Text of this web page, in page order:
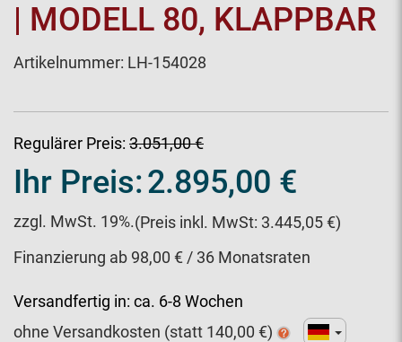
| MODELL 80, KLAPPBAR
Artikelnummer: LH-154028
Regulärer Preis: 3.051,00 €
Ihr Preis:2.895,00 €
zzgl. MwSt. 19%.(Preis inkl. MwSt: 3.445,05 €)
Finanzierung ab 98,00 € / 36 Monatsraten
Versandfertig in: ca. 6-8 Wochen
ohne Versandkosten (statt 140,00 €)